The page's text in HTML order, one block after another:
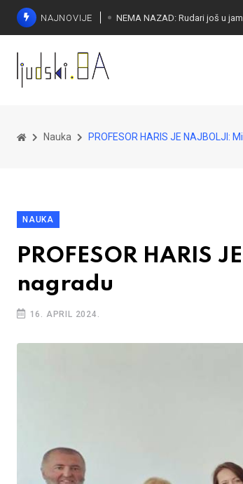
NAJNOVIJE
Nauka PROFESOR HARIS JE NAJBOLJI:
NAUKA
PROFESOR HARIS
nagradu
16. APRIL 2024.